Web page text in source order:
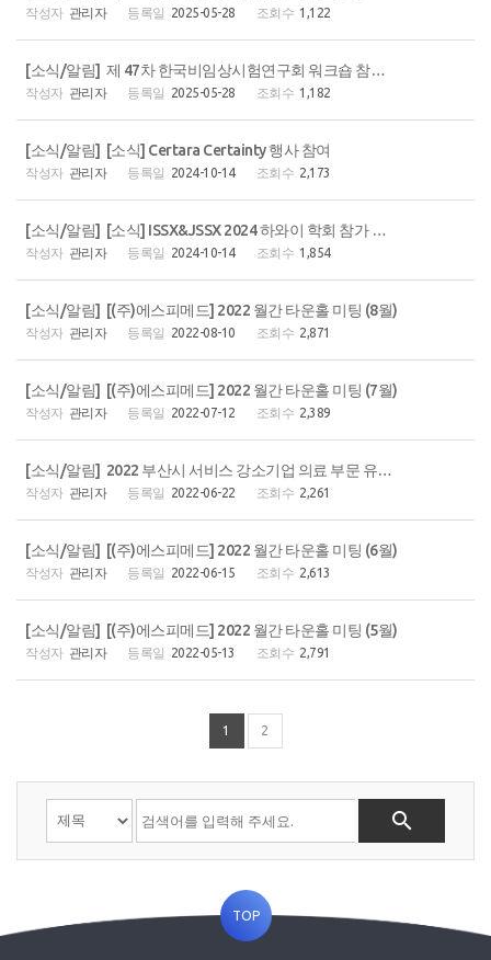
관리자 2025-05-28 1,122
[소식/알림] 제 47차 한국비임상시험연구회 워크숍 참가 안내(5/23(금), 오프라인)
관리자 2025-05-28 1,182
[소식/알림] [소식] Certara Certainty 행사 참여
관리자 2024-10-14 2,173
[소식/알림] [소식] ISSX&JSSX 2024 하와이 학회 참가 안내
관리자 2024-10-14 1,854
[소식/알림] [(주)에스피메드] 2022 월간 타운홀 미팅 (8월)
관리자 2022-08-10 2,871
[소식/알림] [(주)에스피메드] 2022 월간 타운홀 미팅 (7월)
관리자 2022-07-12 2,389
[소식/알림] 2022 부산시 서비스 강소기업 의료 부문 유일 강소기업 선정
관리자 2022-06-22 2,261
[소식/알림] [(주)에스피메드] 2022 월간 타운홀 미팅 (6월)
관리자 2022-06-15 2,613
[소식/알림] [(주)에스피메드] 2022 월간 타운홀 미팅 (5월)
관리자 2022-05-13 2,791
1 2

TOP